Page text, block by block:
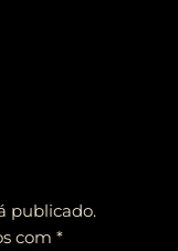
publicado.
com *